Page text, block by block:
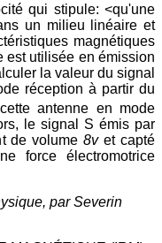
qui stipule: <qu'une
un milieu linéaire et
magnétiques
est utilisée en émission
la valeur du signal
réception à partir du
antenne en mode
le signal S émis par
de volume8vet capté
force électromotrice
par Severin